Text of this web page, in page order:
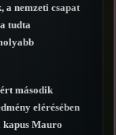
a nemzeti csapat
tudta
második
elérésében
kapus Mauro